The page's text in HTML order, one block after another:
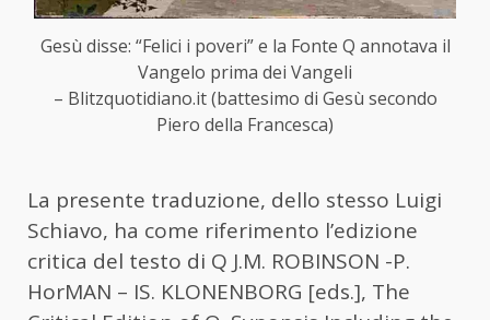
Gesù disse: “Felici i poveri” e la Fonte Q annotava il
Vangelo prima dei Vangeli
– Blitzquotidiano.it (battesimo di Gesù secondo
Piero della Francesca)
La presente traduzione, dello stesso Luigi
Schiavo, ha come riferimento l’edizione
critica del testo di Q J.M. ROBINSON -P.
HorMAN – IS. KLONENBORG [eds.], The